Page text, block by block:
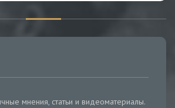
мнения, статьи и видеоматериалы.